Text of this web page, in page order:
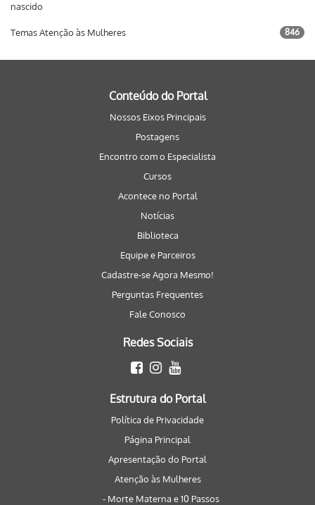
nascido
Temas Atenção às Mulheres 846
Conteúdo do Portal
Nossos Eixos Principais
Postagens
Encontro com o Especialista
Cursos
Acontece no Portal
Notícias
Biblioteca
Equipe e Parceiros
Cadastre-se Agora Mesmo!
Perguntas Frequentes
Fale Conosco
Redes Sociais
Estrutura do Portal
Política de Privacidade
Página Principal
Apresentação do Portal
Atenção às Mulheres
- Morte Materna e 10 Passos